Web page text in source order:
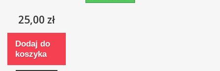
25,00 zł
Dodaj do
koszyka